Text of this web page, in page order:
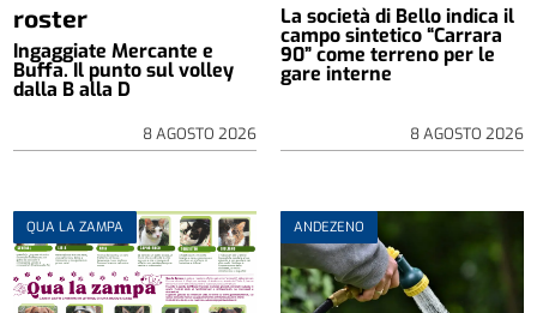
roster
Ingaggiate Mercante e
Buffa. Il punto sul volley
dalla B alla D
8 AGOSTO 2026
La società di Bello indica il
campo sintetico “Carrara
90” come terreno per le
gare interne
8 AGOSTO 2026
QUA LA ZAMPA ANDEZENO